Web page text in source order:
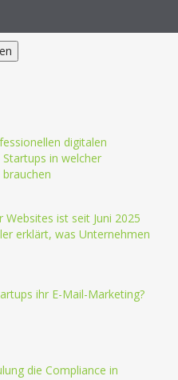
digitalen
in welcher
ist seit Juni 2025
erklärt, was Unternehmen
ihr E-Mail-Marketing?
die Compliance in